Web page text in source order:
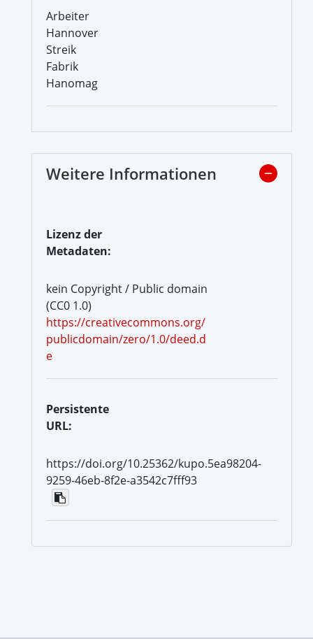
Arbeiter
Hannover
Streik
Fabrik
Hanomag
Weitere Informationen
Lizenz der
Metadaten:
kein Copyright / Public domain
(CC0 1.0)
https://creativecommons.org/
publicdomain/zero/1.0/deed.d
e
Persistente
URL:
https://doi.org/10.25362/kupo.5ea98204-
9259-46eb-8f2e-a3542c7fff93